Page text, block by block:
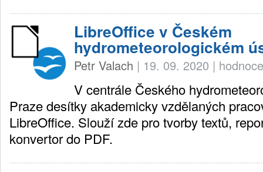
LibreOffice v Českém
hydrometeorologickém
Petr Valach | 19. 09. 2020 |
V centrále Českého
Praze desítky akademicky vzdělaných
LibreOffice. Slouží zde pro tvorby textů,
konvertor do PDF.